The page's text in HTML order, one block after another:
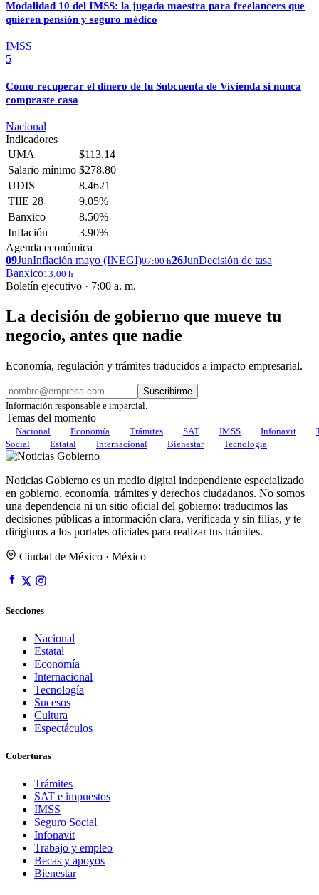
Modalidad 10 del IMSS: la jugada maestra para freelancers que
quieren pensión y seguro médico
IMSS
5
Cómo recuperar el dinero de tu Subcuenta de Vivienda si nunca
compraste casa
Nacional
Indicadores
UMA
$113.14
Salario mínimo $278.80
UDIS
8.4621
TIIE 28
9.05%
Banxico
8.50%
Inflación
3.90%
Agenda económica
09JunInflación mayo (INEGI)07:00 h26JunDecisión de tasa
Banxico13:00 h
Boletín ejecutivo · 7:00 a. m.
La decisión de gobierno que mueve tu
negocio, antes que nadie
Economía, regulación y trámites traducidos a impacto empresarial.
Suscribirme
Información responsable e imparcial.
Temas del momento
Nacional Economía Trámites SAT IMSS Infonavit
Social
Estatal Internacional Bienestar Tecnología
Noticias Gobierno es un medio digital independiente especializado
en gobierno, economía, trámites y derechos ciudadanos. No somos
una dependencia ni un sitio oficial del gobierno: traducimos las
decisiones públicas a información clara, verificada y sin filias, y te
dirigimos a los portales oficiales para realizar tus trámites.
Ciudad de México · México
Secciones
Nacional
Estatal
Economía
Internacional
Tecnología
Sucesos
Cultura
Espectáculos
Coberturas
Trámites
SAT e impuestos
IMSS
Seguro Social
Infonavit
Trabajo y empleo
Becas y apoyos
Bienestar